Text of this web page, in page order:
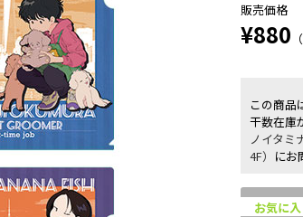
販売価格
¥880
この商品
干数在庫
ノイタミ
4F） にお
お気に